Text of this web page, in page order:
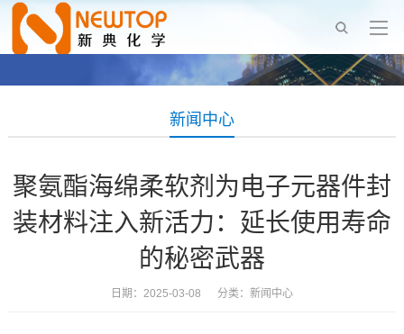
新闻中心
聚氨酯海绵柔软剂为电子元器件封
装材料注入新活力：延长使用寿命
的秘密武器
日期：2025-03-08 分类： 新闻中心